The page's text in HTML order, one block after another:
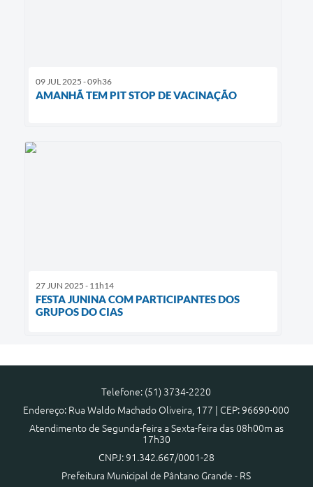
09 JUL 2025 - 09h36
AMANHÃ TEM PIT STOP DE VACINAÇÃO
27 JUN 2025 - 11h14
FESTA JUNINA COM PARTICIPANTES DOS
GRUPOS DO CIAS
Telefone: (51) 3734-2220
Endereço: Rua Waldo Machado Oliveira, 177 | CEP: 96690-000
Atendimento de Segunda-feira a Sexta-feira das 08h00m as
17h30
CNPJ: 91.342.667/0001-28
Prefeitura Municipal de Pântano Grande - RS